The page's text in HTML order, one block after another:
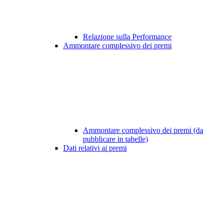
Relazione sulla Performance
Ammontare complessivo dei premi
Ammontare complessivo dei premi (da
pubblicare in tabelle)
Dati relativi ai premi